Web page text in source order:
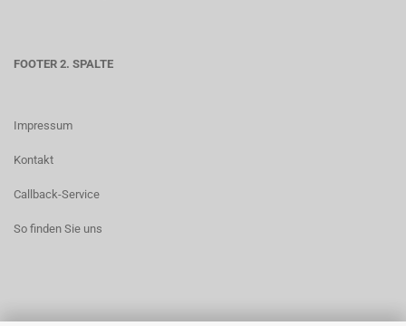
FOOTER 2. SPALTE
Impressum
Kontakt
Callback-Service
So finden Sie uns